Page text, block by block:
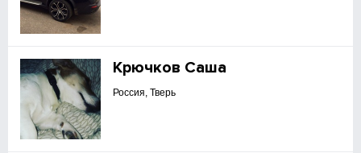
Крючков Саша
Россия, Тверь